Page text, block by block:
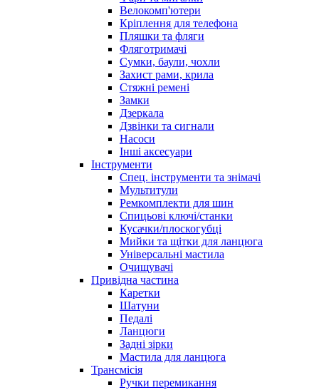
Велокомп'ютери
Кріплення для телефона
Пляшки та фляги
Фляготримачі
Сумки, баули, чохли
Захист рами, крила
Стяжні ремені
Замки
Дзеркала
Дзвінки та сигнали
Насоси
Інші аксесуари
Інструменти
Спец. інструменти та знімачі
Мультитули
Ремкомплекти для шин
Спицьові ключі/станки
Кусачки/плоскогубці
Мийки та щітки для ланцюга
Універсальні мастила
Очищувачі
Привідна частина
Каретки
Шатуни
Педалі
Ланцюги
Задні зірки
Мастила для ланцюга
Трансмісія
Ручки перемикання